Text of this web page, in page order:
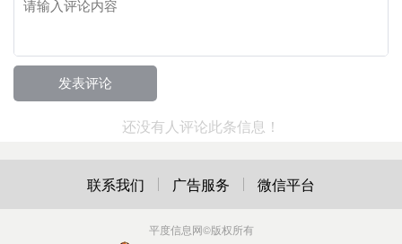
还没有人评论此条信息！
联系我们 广告服务 微信平台
平度信息网©版权所有